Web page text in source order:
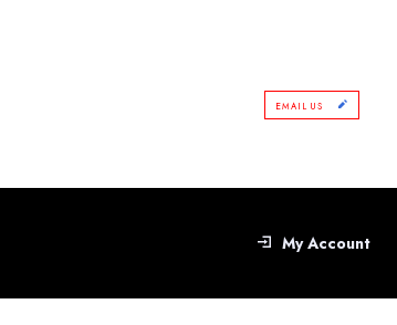
EMAIL US
My Account